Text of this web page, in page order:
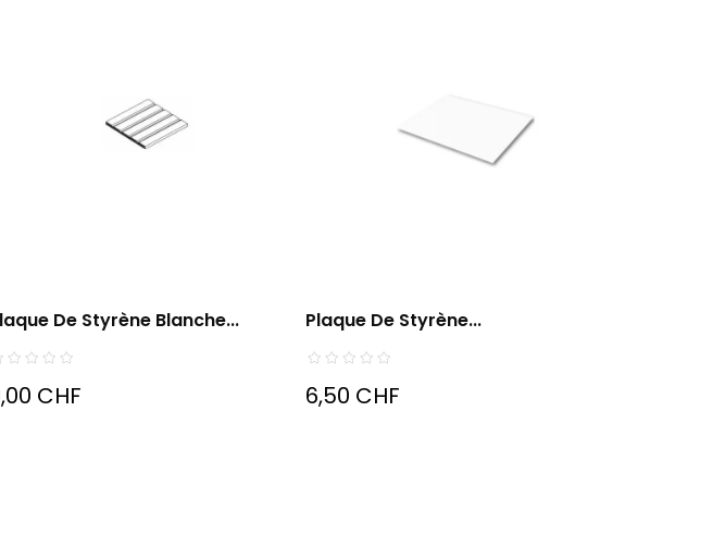
De Styrène Blanche...
CHF
Plaque De Styrène...
6,50 CHF